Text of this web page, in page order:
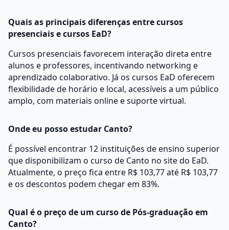
Quais as principais diferenças entre cursos
presenciais e cursos EaD?
Cursos presenciais favorecem interação direta entre
alunos e professores, incentivando networking e
aprendizado colaborativo. Já os cursos EaD oferecem
flexibilidade de horário e local, acessíveis a um público
amplo, com materiais online e suporte virtual.
Onde eu posso estudar Canto?
É possível encontrar 12 instituições de ensino superior
que disponibilizam o curso de Canto no site do EaD.
Atualmente, o preço fica entre R$ 103,77 até R$ 103,77
e os descontos podem chegar em 83%.
Qual é o preço de um curso de Pós-graduação em
Canto?